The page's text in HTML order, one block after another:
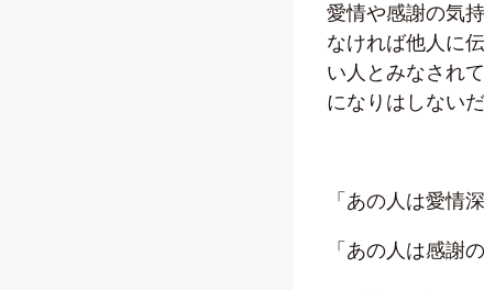
愛情や感謝の気
なければ他人に
い人とみなされ
になりはしないだ
「あの人は愛情
「あの人は感謝